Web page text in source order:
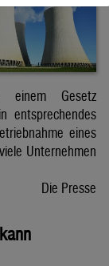
einem Gesetz
entsprechendes
eines
Unternehmen
Die Presse